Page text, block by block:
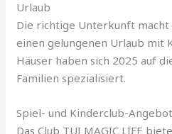
Urlaub
Die richtige Unterkunft
einen gelungenen Urlaub mit
Häuser haben sich 2025 auf
Familien spezialisiert.
Spiel- und Kinderclub-
Das Club TUI MAGIC LIFE